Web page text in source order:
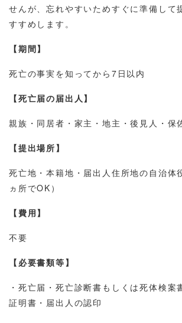
せんが、忘れやすいためすぐに準備して
すすめします。
【期間】
死亡の事実を知ってから7日以内
【死亡届の届出人】
親族・同居者・家主・地主・後見人・保
【提出場所】
死亡地・本籍地・届出人住所地の自治体
ヵ所でOK）
【費用】
不要
【必要書類等】
・死亡届・死亡診断書もしくは死体検案
証明書・届出人の認印